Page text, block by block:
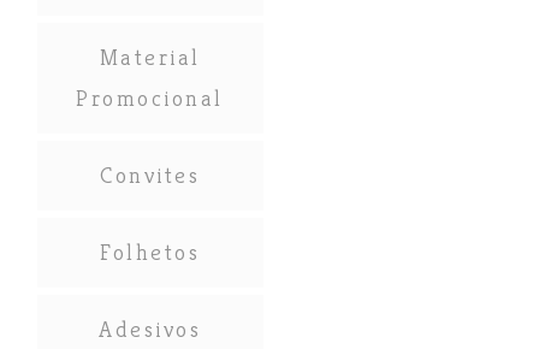
Material
Promocional
Convites
Folhetos
Adesivos